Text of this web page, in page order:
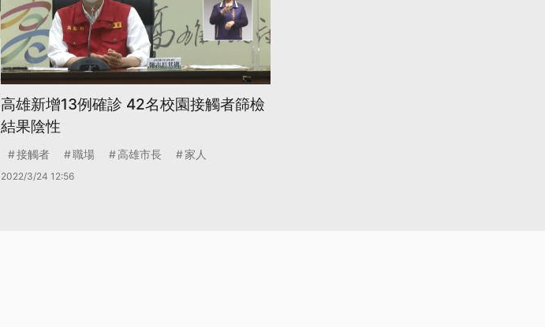
高雄新增13例確診 42名校園接觸者篩檢
結果陰性
接觸者 職場 高雄市長 家人
2022/3/24 12:56